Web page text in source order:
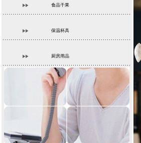
食品干果
保温杯具
厨房用品